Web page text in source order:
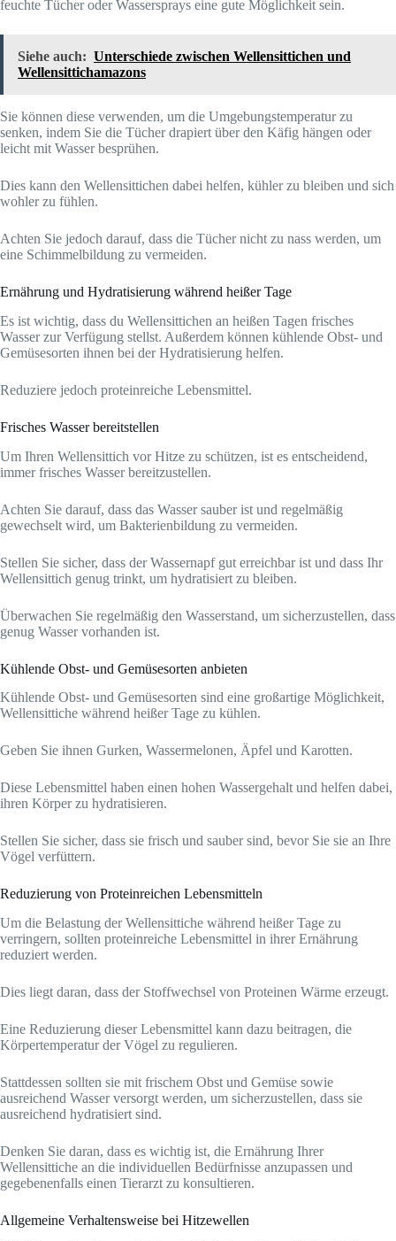
feuchte Tücher oder Wassersprays eine gute Möglichkeit sein.
Siehe auch: Unterschiede zwischen Wellensittichen und
Wellensittichamazons
Sie können diese verwenden, um die Umgebungstemperatur zu
senken, indem Sie die Tücher drapiert über den Käfig hängen oder
leicht mit Wasser besprühen.
Dies kann den Wellensittichen dabei helfen, kühler zu bleiben und sich
wohler zu fühlen.
Achten Sie jedoch darauf, dass die Tücher nicht zu nass werden, um
eine Schimmelbildung zu vermeiden.
Ernährung und Hydratisierung während heißer Tage
Es ist wichtig, dass du Wellensittichen an heißen Tagen frisches
Wasser zur Verfügung stellst. Außerdem können kühlende Obst- und
Gemüsesorten ihnen bei der Hydratisierung helfen.
Reduziere jedoch proteinreiche Lebensmittel.
Frisches Wasser bereitstellen
Um Ihren Wellensittich vor Hitze zu schützen, ist es entscheidend,
immer frisches Wasser bereitzustellen.
Achten Sie darauf, dass das Wasser sauber ist und regelmäßig
gewechselt wird, um Bakterienbildung zu vermeiden.
Stellen Sie sicher, dass der Wassernapf gut erreichbar ist und dass Ihr
Wellensittich genug trinkt, um hydratisiert zu bleiben.
Überwachen Sie regelmäßig den Wasserstand, um sicherzustellen, dass
genug Wasser vorhanden ist.
Kühlende Obst- und Gemüsesorten anbieten
Kühlende Obst- und Gemüsesorten sind eine großartige Möglichkeit,
Wellensittiche während heißer Tage zu kühlen.
Geben Sie ihnen Gurken, Wassermelonen, Äpfel und Karotten.
Diese Lebensmittel haben einen hohen Wassergehalt und helfen dabei,
ihren Körper zu hydratisieren.
Stellen Sie sicher, dass sie frisch und sauber sind, bevor Sie sie an Ihre
Vögel verfüttern.
Reduzierung von Proteinreichen Lebensmitteln
Um die Belastung der Wellensittiche während heißer Tage zu
verringern, sollten proteinreiche Lebensmittel in ihrer Ernährung
reduziert werden.
Dies liegt daran, dass der Stoffwechsel von Proteinen Wärme erzeugt.
Eine Reduzierung dieser Lebensmittel kann dazu beitragen, die
Körpertemperatur der Vögel zu regulieren.
Stattdessen sollten sie mit frischem Obst und Gemüse sowie
ausreichend Wasser versorgt werden, um sicherzustellen, dass sie
ausreichend hydratisiert sind.
Denken Sie daran, dass es wichtig ist, die Ernährung Ihrer
Wellensittiche an die individuellen Bedürfnisse anzupassen und
gegebenenfalls einen Tierarzt zu konsultieren.
Allgemeine Verhaltensweise bei Hitzewellen